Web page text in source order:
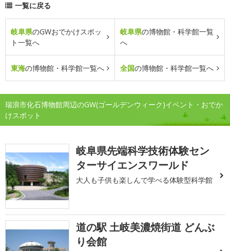
一覧に戻る
岐阜県のGWおでかけスポッ
ト一覧へ
岐阜県の博物館・科学館一覧
へ
東海の博物館・科学館一覧へ 全国の博物館・科学館一覧へ
瑞浪市化石博物館周辺のGW(ゴールデンウィーク)イベント・おでか
けスポット
岐阜県先端科学技術体験セン
ターサイエンスワールド
大人も子供も楽しんで学べる体験型科学館
道の駅 土岐美濃焼街道 どんぶ
り会館